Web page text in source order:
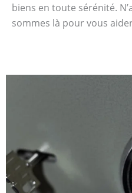
biens en toute sérénité.
sommes là pour vous